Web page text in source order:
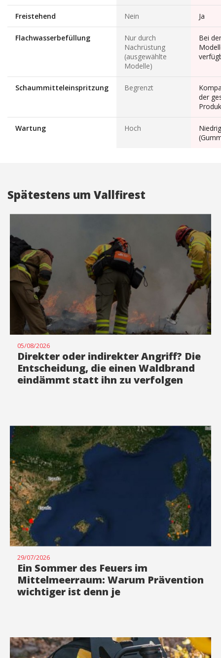
Freistehend Nein Ja
Flachwasserbefüllung
Nur durch
Nachrüstung
(ausgewählte
Modelle)
Bei
Schaummitteleinspritzung Begrenzt
der
Wartung Hoch
Niedrig
Spätestens um Vallfirest
05/08/2026
Direkter oder indirekter Angriff? Die
Entscheidung, die einen Waldbrand
eindämmt statt ihn zu verfolgen
29/07/2026
Ein Sommer des Feuers im
Mittelmeerraum: Warum Prävention
wichtiger ist denn je